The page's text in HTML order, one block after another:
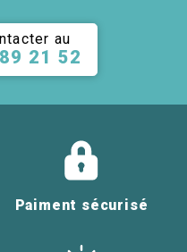
au
21 52
Paiment sécurisé